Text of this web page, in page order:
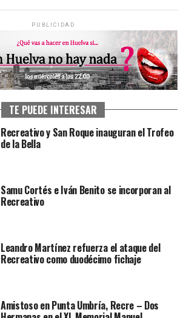
PUBLICIDAD
TE PUEDE INTERESAR
Recreativo y San Roque inauguran el Trofeo
de la Bella
Samu Cortés e Iván Benito se incorporan al
Recreativo
Leandro Martínez refuerza el ataque del
Recreativo como duodécimo fichaje
Amistoso en Punta Umbría, Recre – Dos